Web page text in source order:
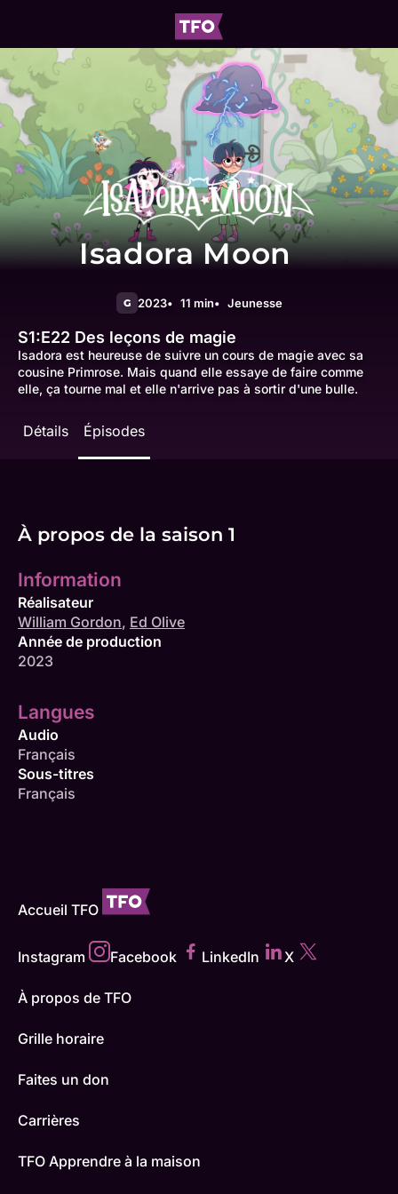
Isadora Moon
G 2023 11 min Jeunesse
S1:E22 Des leçons de magie
Isadora est heureuse de suivre un cours de magie avec sa
cousine Primrose. Mais quand elle essaye de faire comme
elle, ça tourne mal et elle n'arrive pas à sortir d'une bulle.
Détails Épisodes
À propos de la saison 1
Information
Réalisateur
William Gordon, Ed Olive
Année de production
2023
Langues
Audio
Français
Sous-titres
Français
Accueil TFO
Instagram Facebook LinkedIn X
À propos de TFO
Grille horaire
Faites un don
Carrières
TFO Apprendre à la maison